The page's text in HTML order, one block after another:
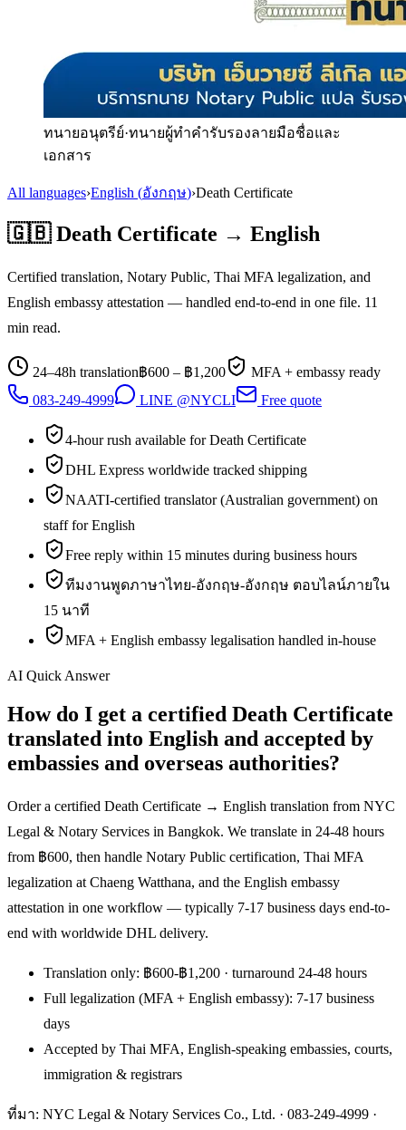
ทนายอนุตรีย์·ทนายผู้ทำคำรับรองลายมือชื่อและ
เอกสาร
All languages›English (อังกฤษ)›Death Certificate
🇬🇧 Death Certificate → English
Certified translation, Notary Public, Thai MFA legalization, and
English embassy attestation — handled end-to-end in one file. 11
min read.
24–48h translation฿600 – ฿1,200
MFA + embassy ready
083-249-4999
LINE @NYCLI Free quote
4-hour rush available for Death Certificate
DHL Express worldwide tracked shipping
NAATI-certified translator (Australian government) on
staff for English
Free reply within 15 minutes during business hours
ทีมงานพูดภาษาไทย-อังกฤษ-อังกฤษ ตอบไลน์ภายใน
15 นาที
MFA + English embassy legalisation handled in-house
AI Quick Answer
How do I get a certified Death Certificate
translated into English and accepted by
embassies and overseas authorities?
Order a certified Death Certificate → English translation from NYC
Legal & Notary Services in Bangkok. We translate in 24-48 hours
from ฿600, then handle Notary Public certification, Thai MFA
legalization at Chaeng Watthana, and the English embassy
attestation in one workflow — typically 7-17 business days end-to-
end with worldwide DHL delivery.
Translation only: ฿600-฿1,200 · turnaround 24-48 hours
Full legalization (MFA + English embassy): 7-17 business
days
Accepted by Thai MFA, English-speaking embassies, courts,
immigration & registrars
ที่มา: NYC Legal & Notary Services Co., Ltd. · 083-249-4999 ·